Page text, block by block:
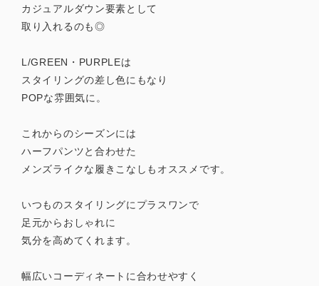
カジュアルダウン要素として
取り入れるのも◎
L/GREEN・PURPLEは
スタイリングの差し色にもなり
POPな雰囲気に。
これからのシーズンには
ハーフパンツと合わせた
メンズライクな履きこなしもオススメです。
いつものスタイリングにプラスワンで
足元からおしゃれに
気分を高めてくれます。
幅広いコーディネートに合わせやすく